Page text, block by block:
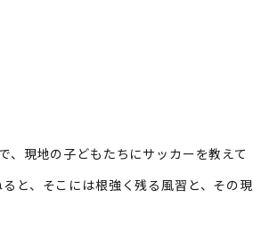
現地の子どもたちにサッカーを教えて
と、そこには根強く残る風習と、その現